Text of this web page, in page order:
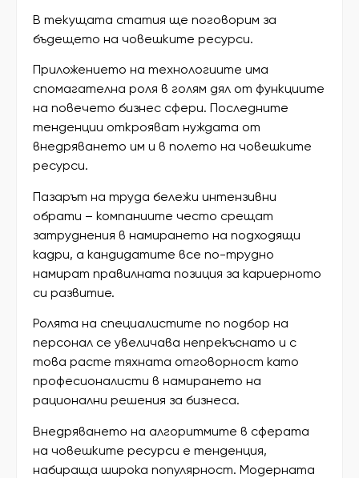
В текущата статия ще поговорим за
бъдещето на човешките ресурси.
Приложението на технологиите има
спомагателна роля в голям дял от функциите
на повечето бизнес сфери. Последните
тенденции открояват нуждата от
внедряването им и в полето на човешките
ресурси.
Пазарът на труда бележи интензивни
обрати – компаниите често срещат
затруднения в намирането на подходящи
кадри, а кандидатите все по-трудно
намират правилната позиция за кариерното
си развитие.
Ролята на специалистите по подбор на
персонал се увеличава непрекъснато и с
това расте тяхната отговорност като
професионалисти в намирането на
рационални решения за бизнеса.
Внедряването на алгоритмите в сферата
на човешките ресурси е тенденция,
набираща широка популярност. Модерната